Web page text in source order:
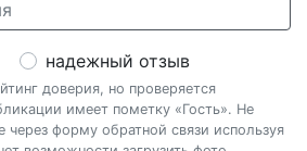
надежный отзыв
доверия, но проверяется
имеет пометку «Гость». Не
через форму обратной связи используя